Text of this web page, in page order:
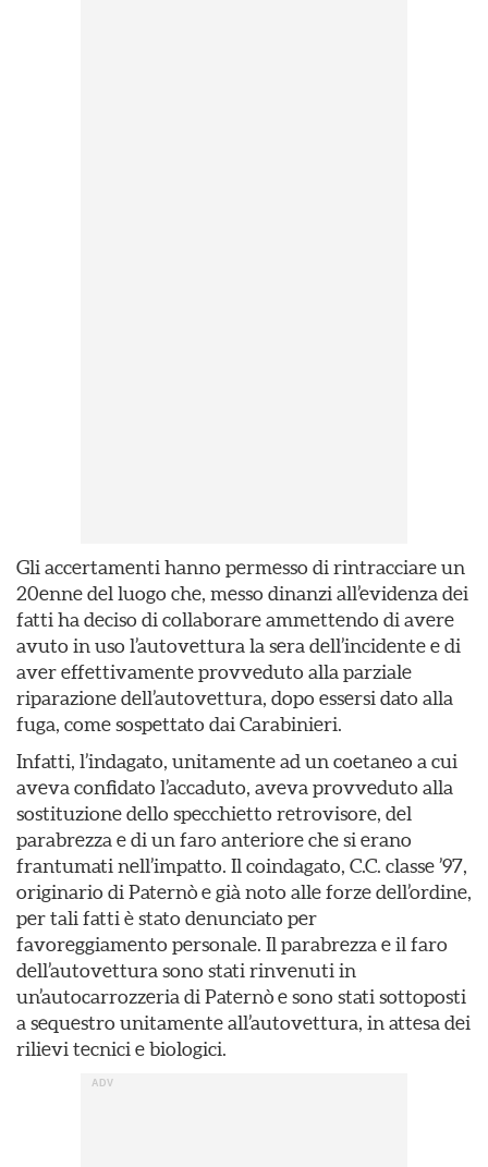
Gli accertamenti hanno permesso di rintracciare un
20enne del luogo che, messo dinanzi all’evidenza dei
fatti ha deciso di collaborare ammettendo di avere
avuto in uso l’autovettura la sera dell’incidente e di
aver effettivamente provveduto alla parziale
riparazione dell’autovettura, dopo essersi dato alla
fuga, come sospettato dai Carabinieri.
Infatti, l’indagato, unitamente ad un coetaneo a cui
aveva confidato l’accaduto, aveva provveduto alla
sostituzione dello specchietto retrovisore, del
parabrezza e di un faro anteriore che si erano
frantumati nell’impatto. Il coindagato, C.C. classe ’97,
originario di Paternò e già noto alle forze dell’ordine,
per tali fatti è stato denunciato per
favoreggiamento personale. Il parabrezza e il faro
dell’autovettura sono stati rinvenuti in
un’autocarrozzeria di Paternò e sono stati sottoposti
a sequestro unitamente all’autovettura, in attesa dei
rilievi tecnici e biologici.